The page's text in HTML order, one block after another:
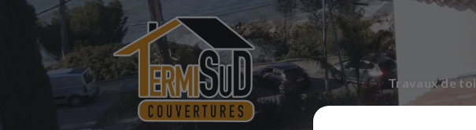
Travaux de